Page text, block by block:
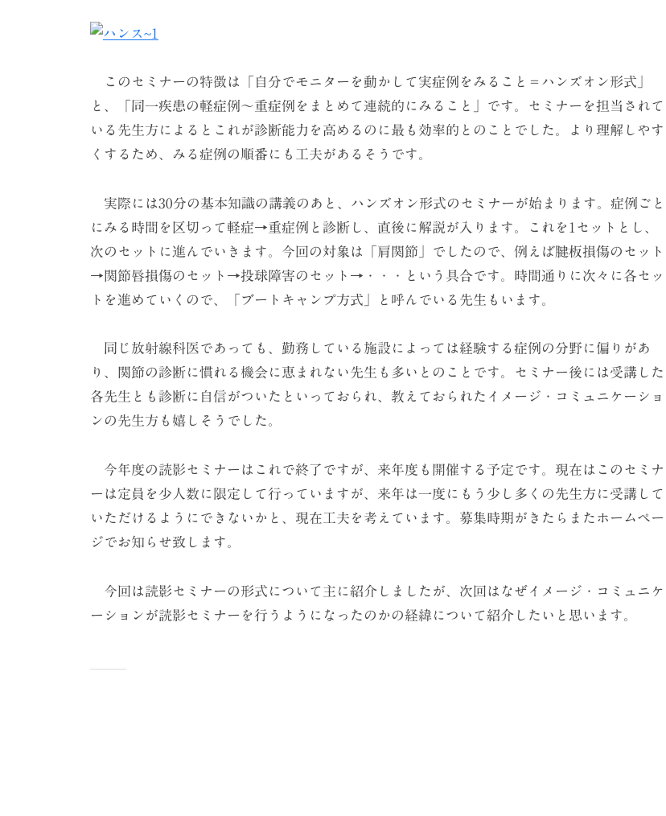
このセミナーの特徴は「自分でモニターを動かして実症例をみること＝ハンズオン形式」
と、「同一疾患の軽症例～重症例をまとめて連続的にみること」です。セミナーを担当されて
いる先生方によるとこれが診断能力を高めるのに最も効率的とのことでした。より理解しやす
くするため、みる症例の順番にも工夫があるそうです。
実際には30分の基本知識の講義のあと、ハンズオン形式のセミナーが始まります。症例ごと
にみる時間を区切って軽症→重症例と診断し、直後に解説が入ります。これを1セットとし、
次のセットに進んでいきます。今回の対象は「肩関節」でしたので、例えば腱板損傷のセット
→関節唇損傷のセット→投球障害のセット→・・・という具合です。時間通りに次々に各セッ
トを進めていくので、「ブートキャンプ方式」と呼んでいる先生もいます。
同じ放射線科医であっても、勤務している施設によっては経験する症例の分野に偏りがあ
り、関節の診断に慣れる機会に恵まれない先生も多いとのことです。セミナー後には受講した
各先生とも診断に自信がついたといっておられ、教えておられたイメージ・コミュニケーショ
ンの先生方も嬉しそうでした。
今年度の読影セミナーはこれで終了ですが、来年度も開催する予定です。現在はこのセミナ
ーは定員を少人数に限定して行っていますが、来年は一度にもう少し多くの先生方に受講して
いただけるようにできないかと、現在工夫を考えています。募集時期がきたらまたホームペー
ジでお知らせ致します。
今回は読影セミナーの形式について主に紹介しましたが、次回はなぜイメージ・コミュニケ
ーションが読影セミナーを行うようになったのかの経緯について紹介したいと思います。